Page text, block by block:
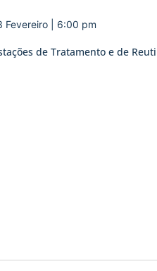
de Tratamento e de
Fevereiro | 6:00 pm